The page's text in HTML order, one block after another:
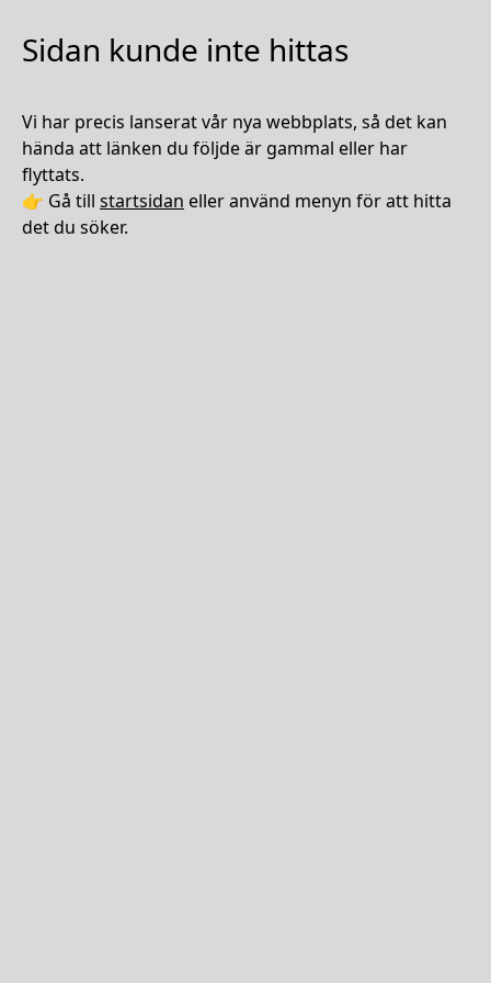
Sidan kunde inte hittas
Vi har precis lanserat vår nya webbplats, så det kan
hända att länken du följde är gammal eller har
flyttats.
👉 Gå till startsidan eller använd menyn för att hitta
det du söker.